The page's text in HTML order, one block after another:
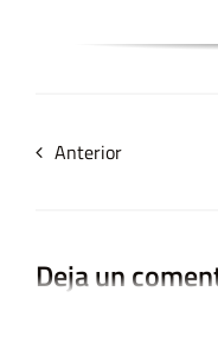
Anterior
Deja un